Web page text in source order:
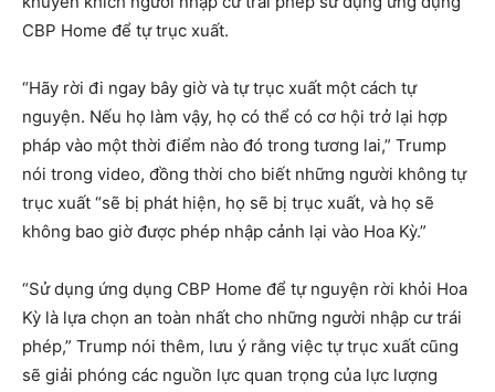
CBP Home để tự trục xuất.
“Hãy rời đi ngay bây giờ và tự trục xuất một cách tự
nguyện. Nếu họ làm vậy, họ có thể có cơ hội trở lại hợp
pháp vào một thời điểm nào đó trong tương lai,” Trump
nói trong video, đồng thời cho biết những người không tự
trục xuất “sẽ bị phát hiện, họ sẽ bị trục xuất, và họ sẽ
không bao giờ được phép nhập cảnh lại vào Hoa Kỳ.”
“Sử dụng ứng dụng CBP Home để tự nguyện rời khỏi Hoa
Kỳ là lựa chọn an toàn nhất cho những người nhập cư trái
phép,” Trump nói thêm, lưu ý rằng việc tự trục xuất cũng
sẽ giải phóng các nguồn lực quan trọng của lực lượng